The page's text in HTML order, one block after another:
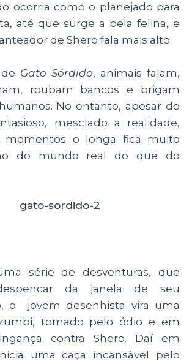
ocorria como o planejado para
até que surge a bela felina, e
de Shero fala mais alto.
Gato Sórdido, animais falam,
roubam bancos e brigam
No entanto, apesar do
mesclado a realidade,
momentos o longa fica muito
do mundo real do que do
série de desventuras, que
da janela de seu
o jovem desenhista vira uma
tomado pelo ódio e em
contra Shero. Daí em
uma caça incansável pelo